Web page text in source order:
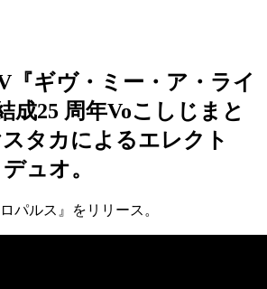
『ギヴ・ミー・ア・ライ
成25 周年Voこしじまと
タカによるエレクト
ュオ。
パルス』をリリース。